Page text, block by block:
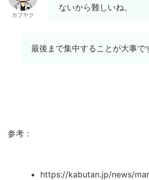
カブヤク
ないから難しいね。
最後まで集中することが大事で
参考：
https://kabutan.jp/news/